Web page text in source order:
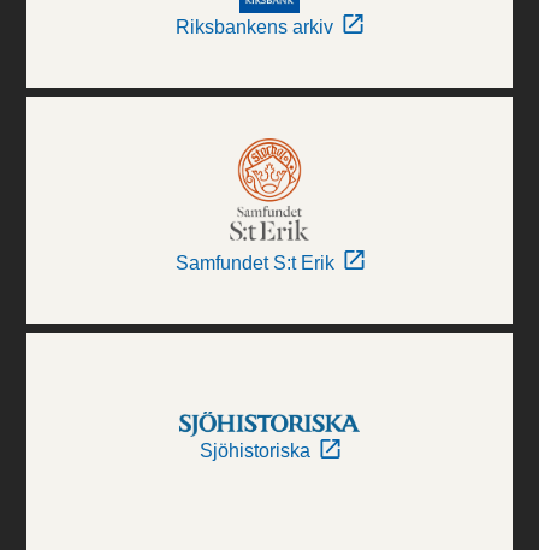
Riksbankens arkiv
Samfundet S:t Erik
Sjöhistoriska